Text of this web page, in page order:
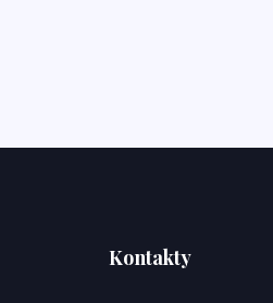
Kontakty